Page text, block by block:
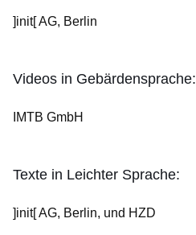
]init[ AG, Berlin
Videos in Gebärdensprache:
IMTB GmbH
Texte in Leichter Sprache:
]init[ AG, Berlin, und HZD